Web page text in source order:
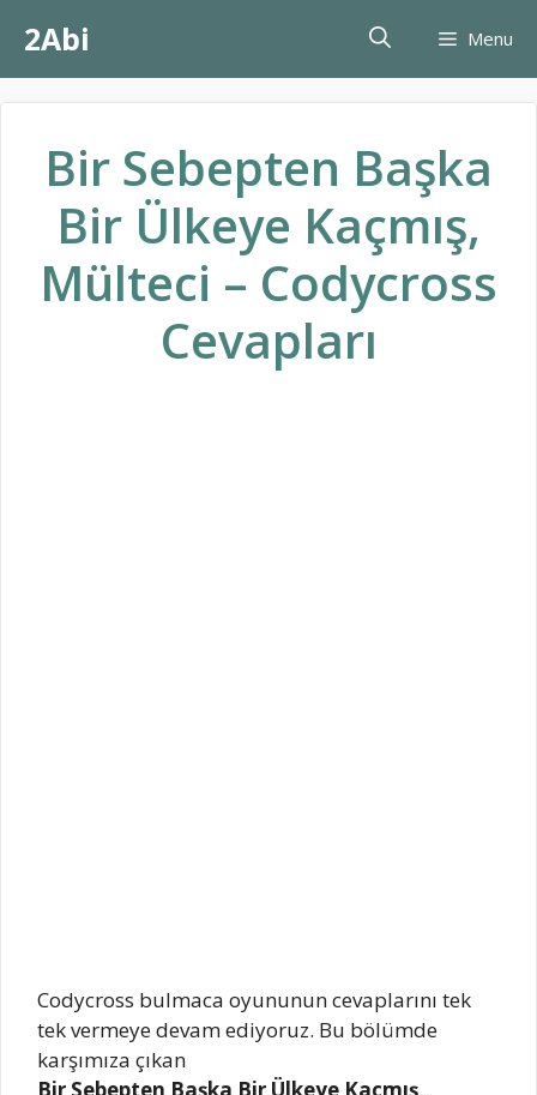
atla2Abi Menu
Bir Sebepten Başka
Bir Ülkeye Kaçmış,
Mülteci – Codycross
Cevapları
Codycross bulmaca oyununun cevaplarını tek
tek vermeye devam ediyoruz. Bu bölümde
karşımıza çıkan